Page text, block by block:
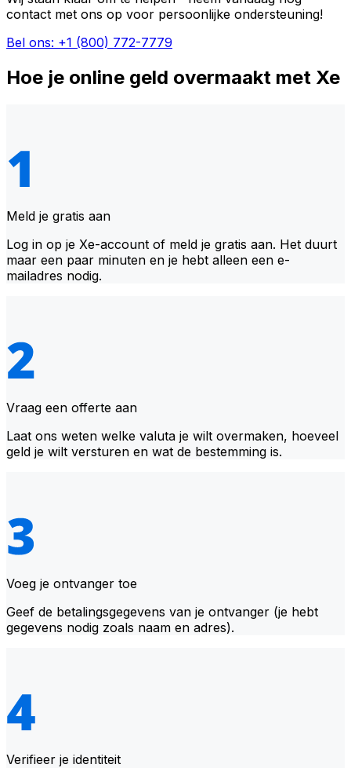
contact met ons op voor persoonlijke ondersteuning!
Bel ons: +1 (800) 772-7779
Hoe je online geld overmaakt met Xe
Meld je gratis aan
Log in op je Xe-account of meld je gratis aan. Het duurt
maar een paar minuten en je hebt alleen een e-
mailadres nodig.
Vraag een offerte aan
Laat ons weten welke valuta je wilt overmaken, hoeveel
geld je wilt versturen en wat de bestemming is.
Voeg je ontvanger toe
Geef de betalingsgegevens van je ontvanger (je hebt
gegevens nodig zoals naam en adres).
Verifieer je identiteit